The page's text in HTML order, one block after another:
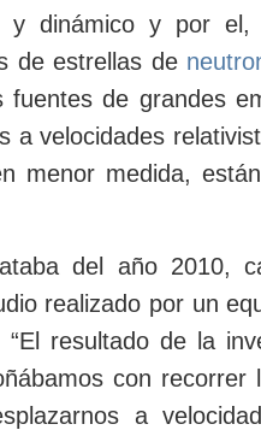
y dinámico y por el,
de estrellas de
fuentes de grandes
a velocidades
menor medida,
del año 2010,
realizado por un
“El resultado de la
con recorrer
a